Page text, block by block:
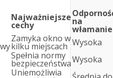
Najważniejsze
cechy na
włamanie
Zamyka okno w
kilku miejscach Wysoka
Spełnia normy
bezpieczeństwaWysoka
Uniemożliwia